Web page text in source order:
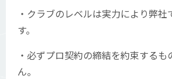
・クラブのレベルは実力により弊社
す。
・必ずプロ契約の締結を約束するも
ん。